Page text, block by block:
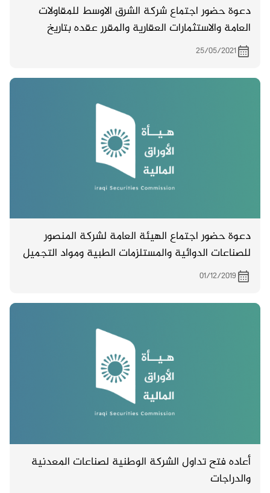
دعوة حضور اجتماع شركة الشرق الاوسط للمقاولات
العامة والاستثمارات العقارية والمقرر عقده بتاريخ
1/6/2021
25/05/2021
دعوة حضور اجتماع الهيئة العامة لشركة المنصور
للصناعات الدوائية والمستلزمات الطبية ومواد التجميل
والمقرر عقده بتاريخ 17/12/2019 ,
01/12/2019
أعاده فتح تداول الشركة الوطنية لصناعات المعدنية
والدراجات